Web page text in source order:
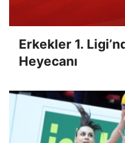
Erkekler 1.
Heyecanı